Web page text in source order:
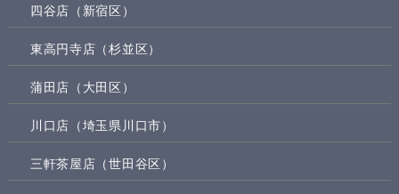
四谷店（新宿区）
東高円寺店（杉並区）
蒲田店（大田区）
川口店（埼玉県川口市）
三軒茶屋店（世田谷区）